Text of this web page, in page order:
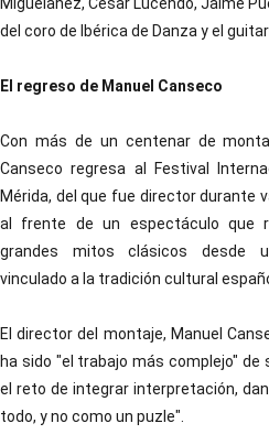
del coro de Ibérica de Danza y el
El regreso de Manuel Canseco
Con más de un centenar de
Canseco regresa al Festival
Mérida, del que fue director durante
al frente de un espectáculo que
grandes mitos clásicos desde
vinculado a la tradición cultural
El director del montaje, Manuel
ha sido "el trabajo más complejo"
el reto de integrar interpretación,
todo, y no como un puzle".